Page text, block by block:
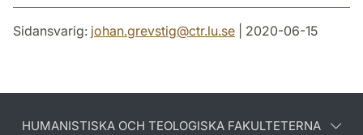
Sidansvarig: johan.grevstig@ctr.lu.se | 2020-06-15
HUMANISTISKA OCH TEOLOGISKA FAKULTETERNA